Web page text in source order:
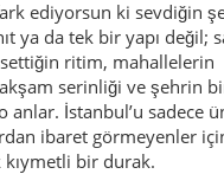
ediyorsun ki sevdiğin
ya da tek bir yapı değil;
ritim, mahallelerin
akşam serinliği ve şehrin
anlar. İstanbul’u sadece
ibaret görmeyenler
kıymetli bir durak.